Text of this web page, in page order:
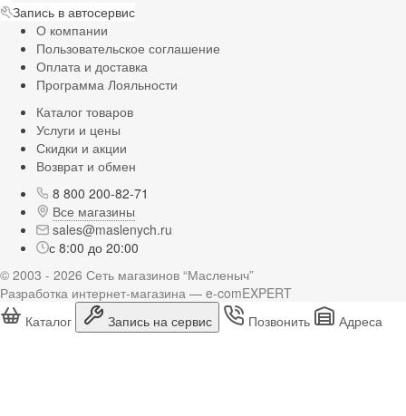
Запись в автосервис
О компании
Пользовательское соглашение
Оплата и доставка
Программа Лояльности
Каталог товаров
Услуги и цены
Скидки и акции
Возврат и обмен
8 800 200-82-71
Все магазины
sales@maslenych.ru
с 8:00 до 20:00
© 2003 - 2026 Сеть магазинов “Масленыч”
Разработка интернет-магазина — e-comEXPERT
Каталог
Запись на сервис Позвонить Адреса